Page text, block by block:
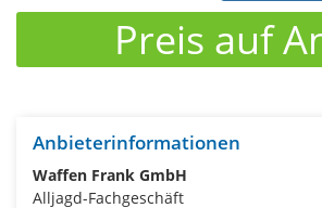
Preis auf
Anbieterinformationen
Waffen Frank GmbH
Alljagd-Fachgeschäft